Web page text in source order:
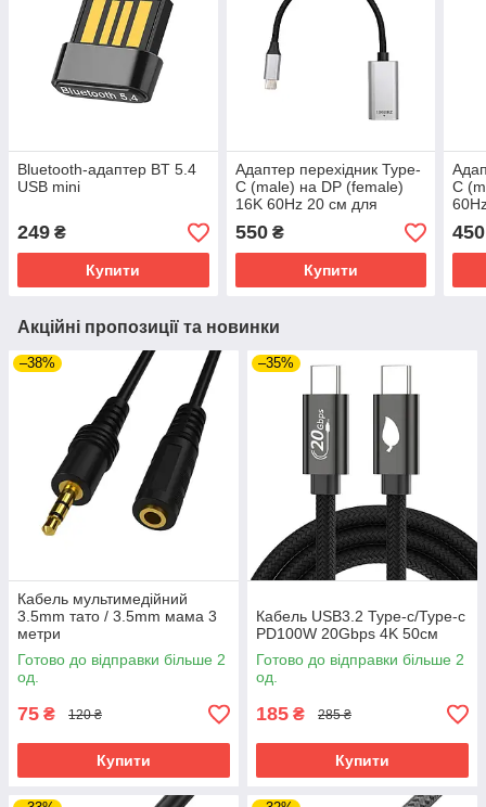
Bluetooth-адаптер BT 5.4
USB mini
249 ₴
Купити
Адаптер перехідник Type-
C (male) на DP (female)
16K 60Hz 20 см для
550₴
Купити
C
450
Акційні пропозиції та новинки
–38%
Кабель мультимедійний
3.5mm тато / 3.5mm мама 3
метри
Готово до відправки більше 2
од.
75 ₴ 120 ₴
Купити
–35%
Кабель USB3.2 Type-c/Type-c
PD100W 20Gbps 4K 50см
Готово до відправки більше 2
од.
185 ₴ 285 ₴
Купити